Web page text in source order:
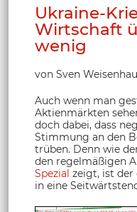
Ukraine-
Wirtschaft
wenig
von Sven
Auch wenn man
Aktienmärkten
doch dabei, dass
Stimmung an den
trüben. Denn wie
den regelmäßigen
Spezial zeigt, ist der
in eine